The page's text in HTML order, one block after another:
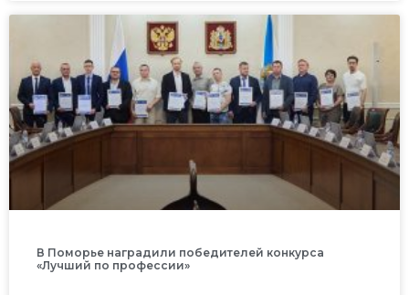
В Поморье наградили победителей конкурса
«Лучший по профессии»